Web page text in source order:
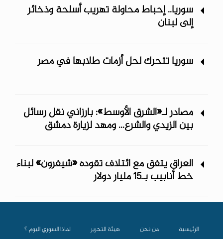
سوريا.. إحباط محاولة تهريب أسلحة وذخائر
إلى لبنان
سوريا تتحرك لحل أزمات طلابها في مصر
مصادر لـ«الشرق الأوسط»: بارزاني نقل رسائل
بين الزيدي والشرع... ومهد لزيارة دمشق
العراق يتفق مع ائتلاف تقوده «شيفرون» لبناء
خط أنابيب بـ15 مليار دولار
الرئيسية من نحن هيئة التحرير لماذا السوري اليوم ؟